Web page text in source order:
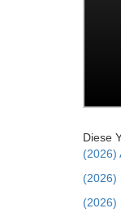
Diese
(2026)
(2026)
(2026)